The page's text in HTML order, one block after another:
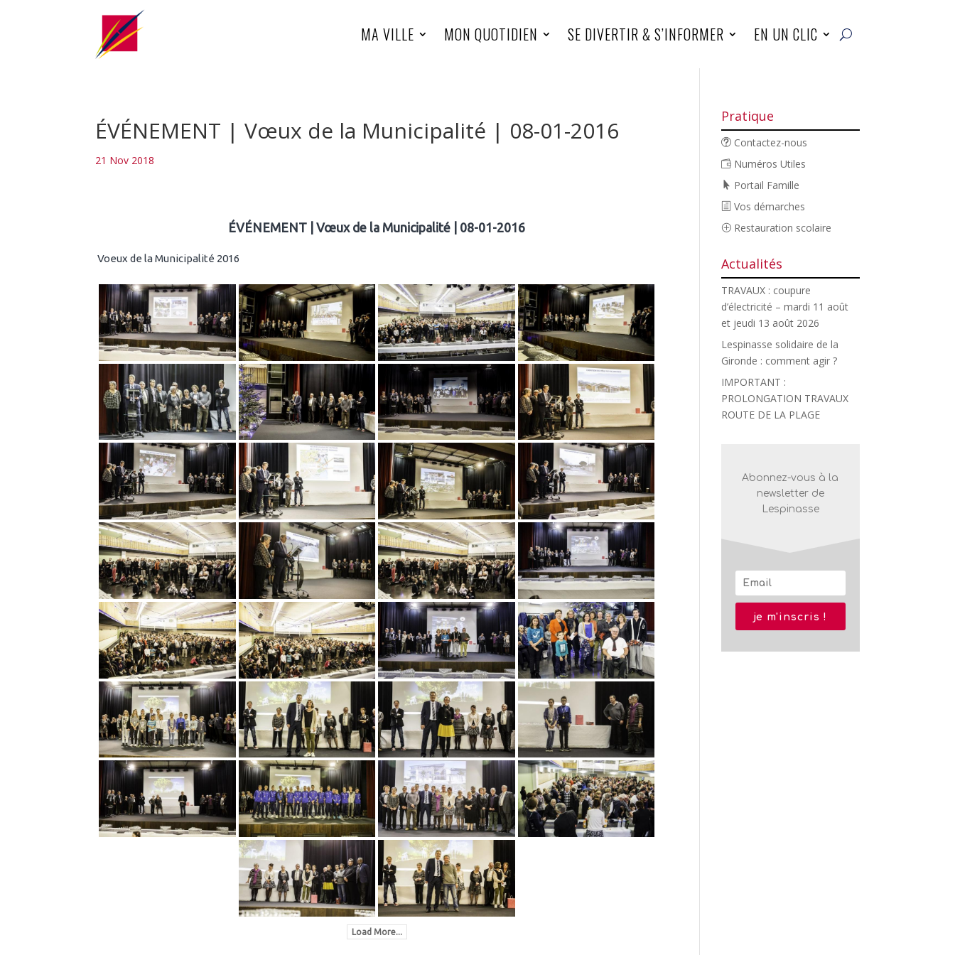
MA VILLE MON QUOTIDIEN SE DIVERTIR & S’INFORMER EN UN CLIC
ÉVÉNEMENT | Vœux de la Municipalité | 08-01-2016
21 Nov 2018
ÉVÉNEMENT | Vœux de la Municipalité | 08-01-2016
Voeux de la Municipalité 2016
Load More...
Pratique
Contactez-nous
Numéros Utiles
Portail Famille
Vos démarches
Restauration scolaire
Actualités
TRAVAUX : coupure
d’électricité – mardi 11 août
et jeudi 13 août 2026
Lespinasse solidaire de la
Gironde : comment agir ?
IMPORTANT :
PROLONGATION TRAVAUX
ROUTE DE LA PLAGE
Abonnez-vous à la
newsletter de
Lespinasse
je m'inscris !